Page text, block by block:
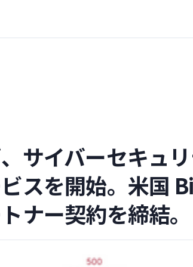
サイバーセキュ
スを開始。米国
ナー契約を締結。